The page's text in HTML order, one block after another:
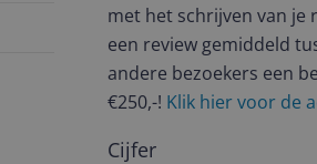
met het schrijven van je
een review gemiddeld
andere bezoekers een
€250,-! Klik hier voor de
Cijfer